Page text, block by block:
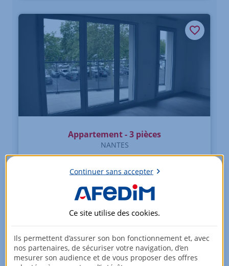
Appartement - 3 pièces
NANTES
808,7EUR/mois
2ème étage
66,95 m²
Voir +
Continuer sans accepter
Ce site utilise des cookies.
Ils permettent d’assurer son bon fonctionnement et, avec
nos partenaires, de sécuriser votre navigation, d’en
mesurer son audience et de vous proposer des offres